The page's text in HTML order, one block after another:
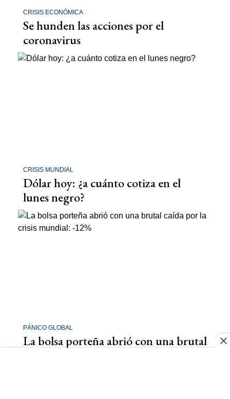
CRISIS ECONÓMICA
Se hunden las acciones por el
coronavirus
CRISIS MUNDIAL
Dólar hoy: ¿a cuánto cotiza en el
lunes negro?
PÁNICO GLOBAL
La bolsa porteña abrió con una brutal